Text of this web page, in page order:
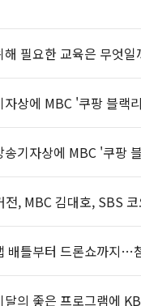
해 필요한 교육은 무엇
자상에 MBC '쿠팡 블랙
송기자상에 MBC '쿠팡
전, MBC 김대호, SBS
배틀부터 드론쇼까지…
달의 좋은 프로그램에